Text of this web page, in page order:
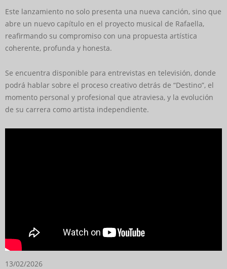
Este lanzamiento no solo presenta una nueva canción, sino que
abre un nuevo capítulo en el proyecto musical de Rafaella,
reafirmando su compromiso con una propuesta artística
coherente, profunda y honesta.
Se encuentra disponible para entrevistas en televisión, donde
podrá hablar sobre el proceso creativo detrás de “Destino”, el
momento personal y profesional que atraviesa, y la evolución
de su carrera como artista independiente.
13/02/2026